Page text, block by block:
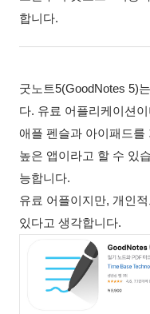
합니다.
굿노트5(GoodNotes 5)
다. 유료 어플리케이션
애플 펜슬과 아이패드를
높은 앱이라고 할 수 있
능합니다.
유료 어플이지만, 개인
있다고 생각합니다.